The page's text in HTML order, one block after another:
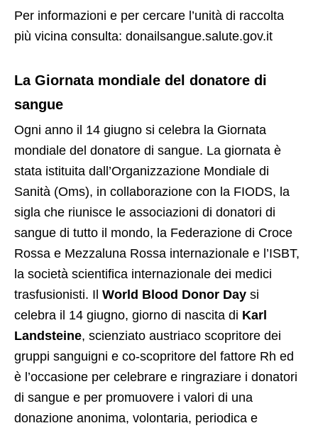
Per informazioni e per cercare l’unità di raccolta
più vicina consulta: donailsangue.salute.gov.it
La Giornata mondiale del donatore di
sangue
Ogni anno il 14 giugno si celebra la Giornata
mondiale del donatore di sangue. La giornata è
stata istituita dall’Organizzazione Mondiale di
Sanità (Oms), in collaborazione con la FIODS, la
sigla che riunisce le associazioni di donatori di
sangue di tutto il mondo, la Federazione di Croce
Rossa e Mezzaluna Rossa internazionale e l’ISBT,
la società scientifica internazionale dei medici
trasfusionisti. Il World Blood Donor Day si
celebra il 14 giugno, giorno di nascita di Karl
Landsteine, scienziato austriaco scopritore dei
gruppi sanguigni e co-scopritore del fattore Rh ed
è l’occasione per celebrare e ringraziare i donatori
di sangue e per promuovere i valori di una
donazione anonima, volontaria, periodica e